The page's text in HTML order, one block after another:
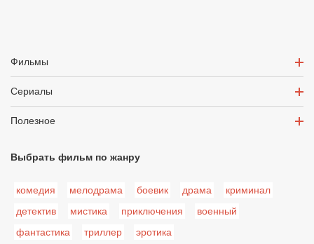
Фильмы
Сериалы
Полезное
Выбрать фильм по жанру
комедия мелодрама боевик драма
криминал
детектив
мистика приключения
военный
фантастика
триллер эротика